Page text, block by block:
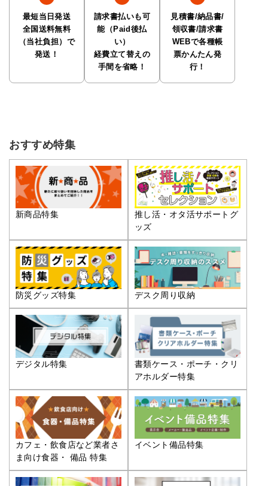
最短当日発送
全国送料無料
（当社負担）で
発送！
請求書払いも可
能（Paid後払
い）
経費立て替えの
手間を省略！
見積書/納品書/
領収書/請求書
WEBで各種帳
票かんたん発
行！
おすすめ特集
新商品特集
推し活・オタ活サポートグ
ッズ
防災グッズ特集 デスク周り収納
デジタル特集
書類ケース・ポーチ・クリ
アホルダー特集
カフェ・飲食店など業者さ
ま向け食器・ 備品 特集
イベント備品特集